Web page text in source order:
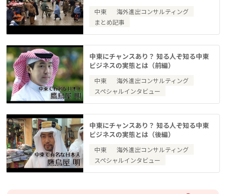
中東
海外進出コンサルティング
まとめ記事
中東にチャンスあり？ 知る人ぞ知る中東
ビジネスの実態とは（前編）
中東
海外進出コンサルティング
スペシャルインタビュー
中東にチャンスあり？ 知る人ぞ知る中東
ビジネスの実態とは（後編）
中東
海外進出コンサルティング
スペシャルインタビュー